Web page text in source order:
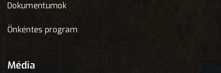
Dokumentumok
Önkéntes program
Média